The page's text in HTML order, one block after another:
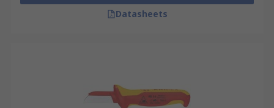
Datasheets